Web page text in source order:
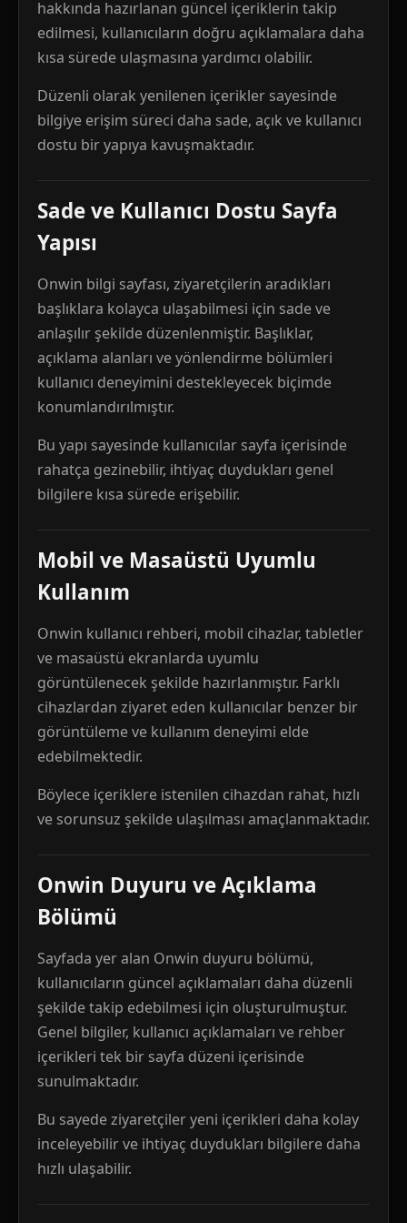
hakkında hazırlanan güncel içeriklerin takip
edilmesi, kullanıcıların doğru açıklamalara daha
kısa sürede ulaşmasına yardımcı olabilir.
Düzenli olarak yenilenen içerikler sayesinde
bilgiye erişim süreci daha sade, açık ve kullanıcı
dostu bir yapıya kavuşmaktadır.
Sade ve Kullanıcı Dostu Sayfa
Yapısı
Onwin bilgi sayfası, ziyaretçilerin aradıkları
başlıklara kolayca ulaşabilmesi için sade ve
anlaşılır şekilde düzenlenmiştir. Başlıklar,
açıklama alanları ve yönlendirme bölümleri
kullanıcı deneyimini destekleyecek biçimde
konumlandırılmıştır.
Bu yapı sayesinde kullanıcılar sayfa içerisinde
rahatça gezinebilir, ihtiyaç duydukları genel
bilgilere kısa sürede erişebilir.
Mobil ve Masaüstü Uyumlu
Kullanım
Onwin kullanıcı rehberi, mobil cihazlar, tabletler
ve masaüstü ekranlarda uyumlu
görüntülenecek şekilde hazırlanmıştır. Farklı
cihazlardan ziyaret eden kullanıcılar benzer bir
görüntüleme ve kullanım deneyimi elde
edebilmektedir.
Böylece içeriklere istenilen cihazdan rahat, hızlı
ve sorunsuz şekilde ulaşılması amaçlanmaktadır.
Onwin Duyuru ve Açıklama
Bölümü
Sayfada yer alan Onwin duyuru bölümü,
kullanıcıların güncel açıklamaları daha düzenli
şekilde takip edebilmesi için oluşturulmuştur.
Genel bilgiler, kullanıcı açıklamaları ve rehber
içerikleri tek bir sayfa düzeni içerisinde
sunulmaktadır.
Bu sayede ziyaretçiler yeni içerikleri daha kolay
inceleyebilir ve ihtiyaç duydukları bilgilere daha
hızlı ulaşabilir.